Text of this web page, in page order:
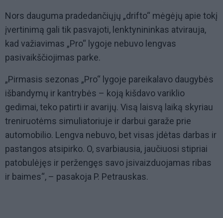
Nors dauguma pradedančiųjų „drifto“ mėgėjų apie tokį
įvertinimą gali tik pasvajoti, lenktynininkas atvirauja,
kad važiavimas „Pro“ lygoje nebuvo lengvas
pasivaikščiojimas parke.
„Pirmasis sezonas „Pro“ lygoje pareikalavo daugybės
išbandymų ir kantrybės – koją kišdavo variklio
gedimai, teko patirti ir avarijų. Visą laisvą laiką skyriau
treniruotėms simuliatoriuje ir darbui garaže prie
automobilio. Lengva nebuvo, bet visas įdėtas darbas ir
pastangos atsipirko. O, svarbiausia, jaučiuosi stipriai
patobulėjęs ir peržengęs savo įsivaizduojamas ribas
ir baimes“, – pasakoja P. Petrauskas.